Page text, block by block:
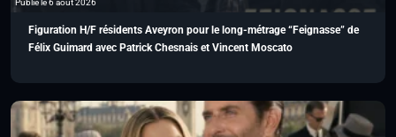
Publié le 6 août 2026
Figuration H/F résidents Aveyron pour le long-métrage “Feignasse” de
Félix Guimard avec Patrick Chesnais et Vincent Moscato